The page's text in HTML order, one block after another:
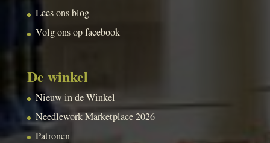
Lees ons blog
Volg ons op facebook
De winkel
Nieuw in de Winkel
Needlework Marketplace 2026
Patronen